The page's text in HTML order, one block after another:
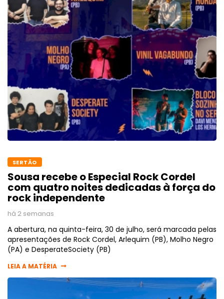
SERTÃO
Sousa recebe o Especial Rock Cordel
com quatro noites dedicadas à força do
rock independente
há 2 semanas
A abertura, na quinta-feira, 30 de julho, será marcada pelas
apresentações de Rock Cordel, Arlequim (PB), Molho Negro
(PA) e DesperateSociety (PB)
LEIA A MATÉRIA